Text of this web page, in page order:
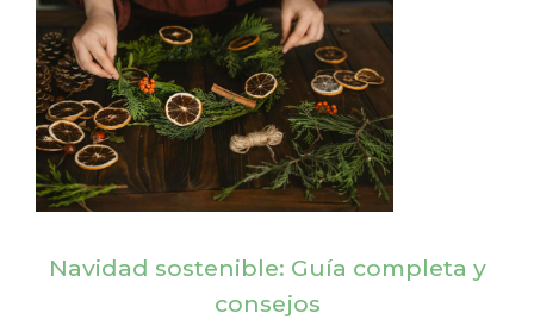
Navidad sostenible: Guía completa y
consejos